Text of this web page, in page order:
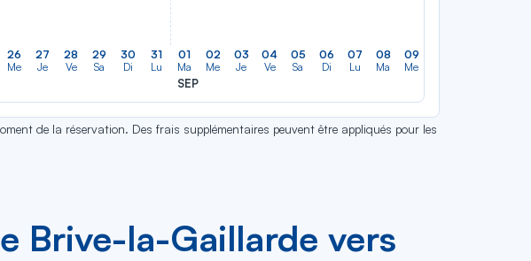
26
Me
27
Je
28
Ve
29
Sa
30
Di
31
Lu
01
Ma
SEP
02
Me
03
Je
04
Ve
05
Sa
06
Di
07
Lu
08
Ma
09
Me
de la réservation. Des frais supplémentaires peuvent être appliqués pour les
Brive-la-Gaillarde vers